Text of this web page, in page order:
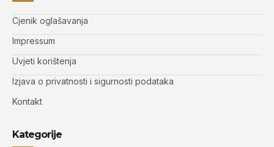
Cjenik oglašavanja
Impressum
Uvjeti korištenja
Izjava o privatnosti i sigurnosti podataka
Kontakt
Kategorije